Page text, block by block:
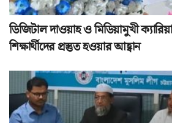
ডিজিটাল দাওয়াহ ও মিডিয়ামুখী
শিক্ষার্থীদের প্রস্তুত হওয়ার আহ্বান